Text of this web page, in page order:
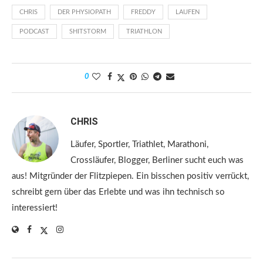
CHRIS DER PHYSIOPATH FREDDY LAUFEN
PODCAST SHITSTORM TRIATHLON
0
CHRIS
Läufer, Sportler, Triathlet, Marathoni,
Crossläufer, Blogger, Berliner sucht euch was
aus! Mitgründer der Flitzpiepen. Ein bisschen positiv verrückt,
schreibt gern über das Erlebte und was ihn technisch so
interessiert!